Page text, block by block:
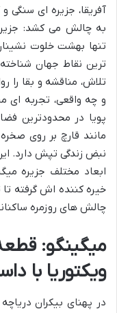
آفریقا، جزیره ای سنگی
به چالش می کشد:
تنها بهشت خلوت
ترین نقاط جهان
تلاش، مناقشه و بقا را
و چه واقعی، تجربه ای
پویا در محدودترین
مانند قارچ بر روی
نبض زندگی تپش دارد.
ابعاد مختلف جزیره
خیره کننده اش گرفته
چالش های روزمره
میگینگو:
ویکتوریا با
در پهنای بیکران